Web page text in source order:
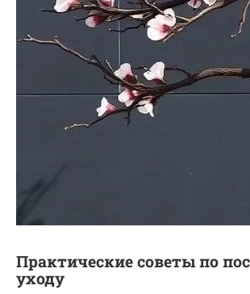
Практические советы по
уходу